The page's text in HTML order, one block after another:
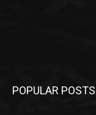
POPULAR POSTS